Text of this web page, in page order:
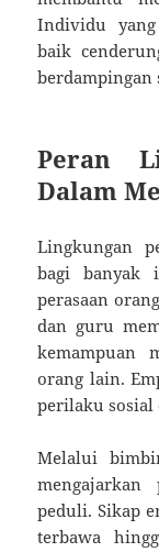
Individu
baik
berdampingan
Peran
Dalam
Lingkungan
bagi banyak
perasaan
dan guru
kemampuan
orang lain.
perilaku sosial
Melalui
peduli. Sikap
terbawa